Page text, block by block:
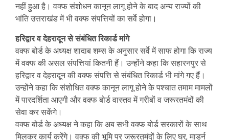
नहीं हुआ है। वक्फ संशोधन कानून लागू होने के बाद अन्य राज्यों की
भांति उत्तराखंड में भी वक्फ संपत्तियों का सर्वे होगा।
हरिद्वार व देहरादून से संबंधित रिकार्ड मांगे
वक्फ बोर्ड के अध्यक्ष शादाब शम्स के अनुसार सर्वे में साफ होगा कि राज्य
में वक्फ की असल संपत्तियां कितनी हैं। उन्होंने कहा कि सहारनपुर से
हरिद्वार व देहरादून की वक्फ संपत्ति से संबंधित रिकार्ड भी मांगे गए हैं।
उन्होंने कहा कि संशोधित वक्फ कानून लागू होने के पश्चात तमाम मामलों
में पारदर्शिता आएगी और वक्फ बोर्ड वास्तव में गरीबों व जरूरतमंदों की
सेवा कर सकेंगे।
वक्फ बोर्ड के अध्यक्ष ने कहा कि अब सभी वक्फ बोर्ड सरकारों के साथ
मिलकर कार्य करेंगे। वक्फ की भूमि पर जरूरतमंदों के लिए घर, माडर्न